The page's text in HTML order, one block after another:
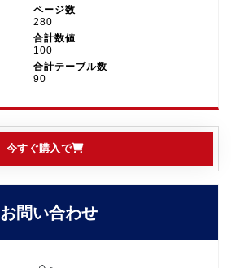
ページ数
280
合計数値
100
合計テーブル数
90
今すぐ購入で
お問い合わせ